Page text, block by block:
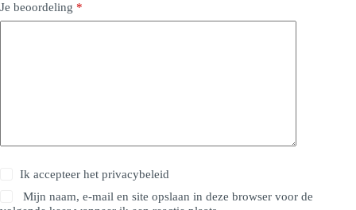
Je beoordeling *
Ik accepteer hetprivacybeleid
Mijn naam, e-mail en site opslaan in deze browser voor de